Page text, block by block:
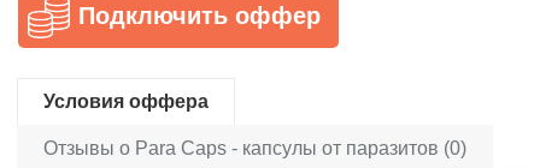
Подключить оффер
Условия оффера
Отзывы о Para Caps - капсулы от паразитов (0)